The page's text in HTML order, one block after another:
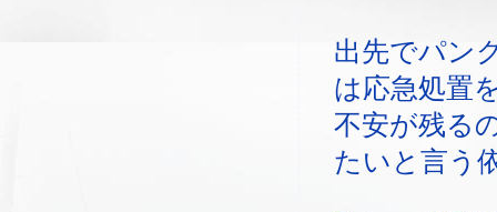
出先でパン
は応急処置
不安が残る
たいと言う